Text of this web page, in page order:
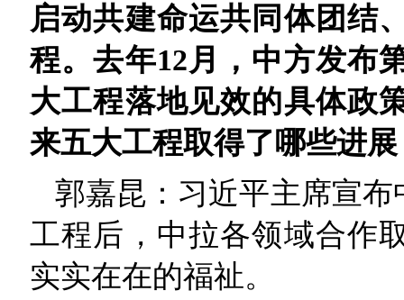
启动共建命运共同体团结
程。去年12月，中方发布
大工程落地见效的具体政
来五大工程取得了哪些进
郭嘉昆：习近平主席宣
工程后，中拉各领域合作
实实在在的福祉。